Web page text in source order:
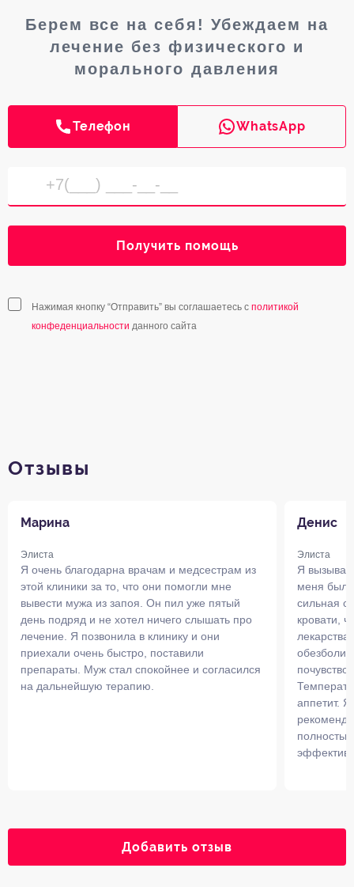
Берем все на себя! Убеждаем на
лечение без физического и
морального давления
Телефон WhatsApp
Получить помощь
Нажимая кнопку “Отправить” вы соглашаетесь с политикой
конфеденциальности данного сайта
Отзывы
Марина
Элиста
Я очень благодарна врачам и медсестрам из
этой клиники за то, что они помогли мне
вывести мужа из запоя. Он пил уже пятый
день подряд и не хотел ничего слышать про
лечение. Я позвонила в клинику и они
приехали очень быстро, поставили
препараты. Муж стал спокойнее и согласился
на дальнейшую терапию.
Денис
Элиста
Я вызывал
меня была
сильная
кровати,
аппетит.
Добавить отзыв